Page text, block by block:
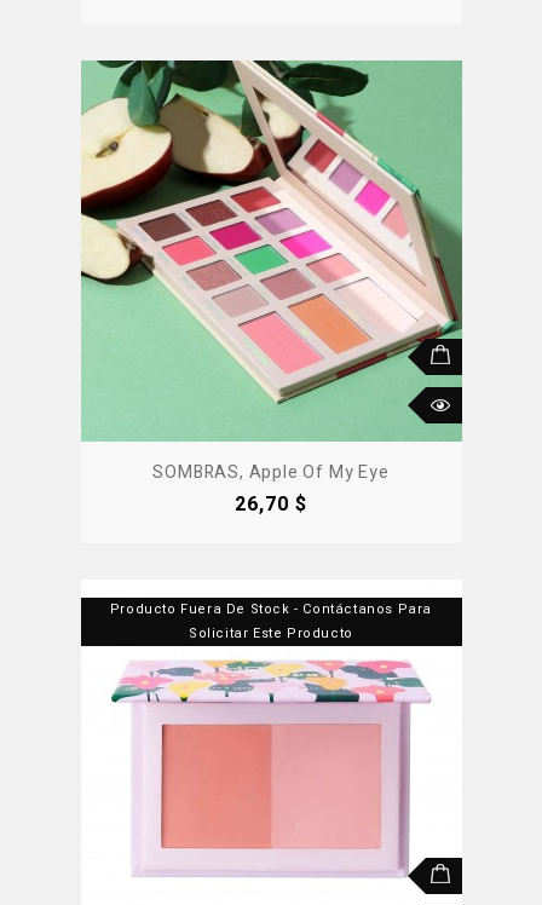
SOMBRAS, Apple Of My Eye
Precio
26,70 $
Producto Fuera De Stock - Contáctanos Para
Solicitar Este Producto